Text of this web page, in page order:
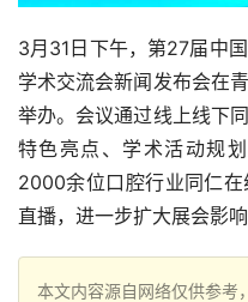
3月31日下午，第27届中
学术交流会新闻发布会在
举办。会议通过线上线下
特色亮点、学术活动规
2000余位口腔行业同仁
直播，进一步扩大展会影响
本文内容源自网络仅供参考